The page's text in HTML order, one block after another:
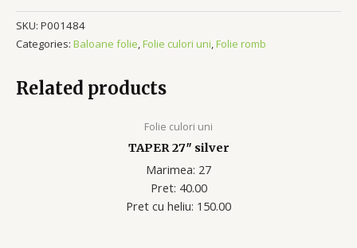
SKU: P001484
Categories: Baloane folie,Folie culori uni,Folie romb
Related products
Folie culori uni
TAPER 27″ silver
Marimea: 27
Pret: 40.00
Pret cu heliu: 150.00